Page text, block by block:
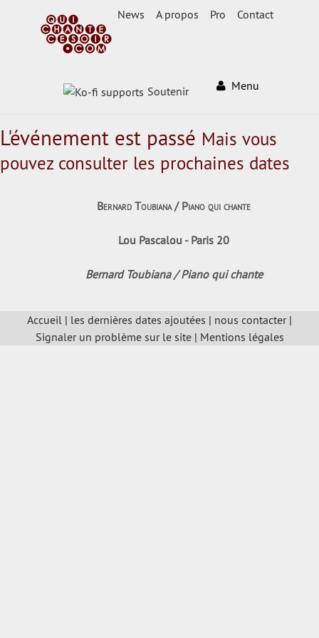
News A propos Pro Contact
Soutenir Menu
L'événement est passé Mais vous
pouvez consulter les prochaines dates
Bernard Toubiana / Piano qui chante
Lou Pascalou - Paris 20
Bernard Toubiana / Piano qui chante
Accueil | les dernières dates ajoutées | nous contacter|
Signaler un problème sur le site| Mentions légales